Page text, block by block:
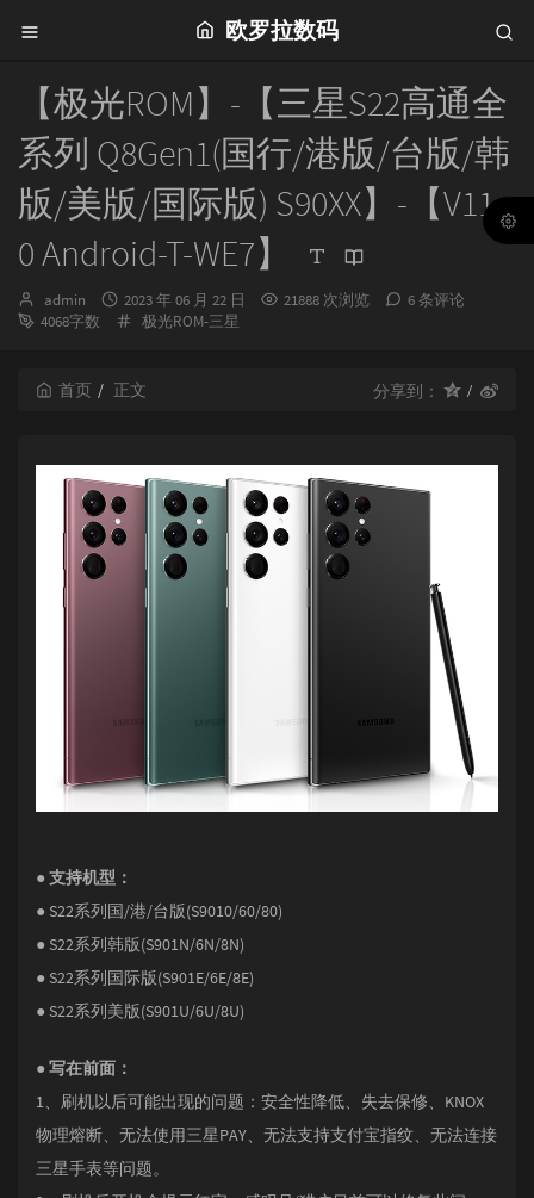
欧罗拉数码
【极光ROM】-【三星S22高通全
系列 Q8Gen1(国行/港版/台版/韩
版/美版/国际版) S90XX】-【V11.
0 Android-T-WE7】
博
主：
admin
发
布
2023 年 06 月 22 日 21888 次浏览
6 条评论
4068字数
分
极光ROM-三星
首页 正文 分享到：
● 支持机型：
● S22系列国/港/台版(S9010/60/80)
● S22系列韩版(S901N/6N/8N)
● S22系列国际版(S901E/6E/8E)
● S22系列美版(S901U/6U/8U)
● 写在前面：
1、刷机以后可能出现的问题：安全性降低、失去保修、KNOX
物理熔断、无法使用三星PAY、无法支持支付宝指纹、无法连接
三星手表等问题。